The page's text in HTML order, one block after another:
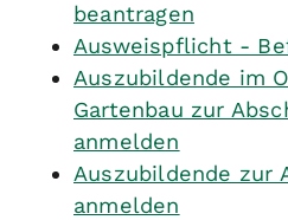
beantragen
Ausweispflicht -
Auszubildende im
Gartenbau zur
anmelden
Auszubildende zur
anmelden